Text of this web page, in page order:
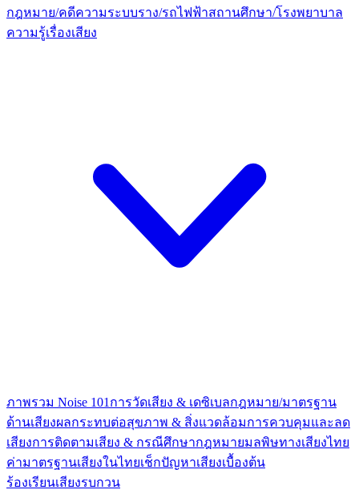
กฎหมาย/คดีความระบบราง/รถไฟฟ้าสถานศึกษา/โรงพยาบาล
ความรู้เรื่องเสียง
ภาพรวม Noise 101 การวัดเสียง & เดซิเบลกฎหมาย/มาตรฐาน
ด้านเสียงผลกระทบต่อสุขภาพ & สิ่งแวดล้อมการควบคุมและลด
เสียงการติดตามเสียง & กรณีศึกษากฎหมายมลพิษทางเสียงไทย
ค่ามาตรฐานเสียงในไทยเช็กปัญหาเสียงเบื้องต้น
ร้องเรียนเสียงรบกวน